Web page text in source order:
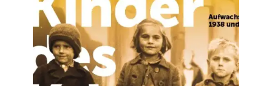
Previous Next